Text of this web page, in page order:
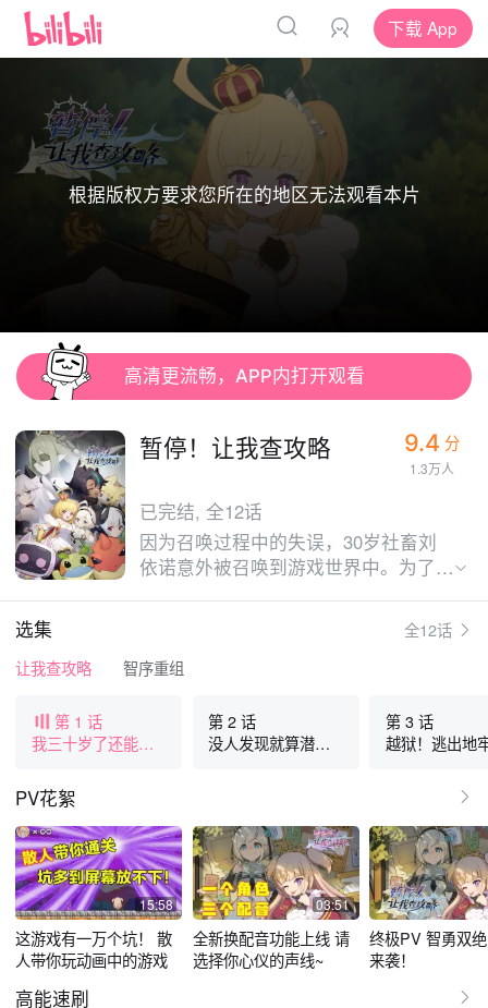
下载 App
根据版权方要求您所在的地区无法观看本片
高清更流畅，APP内打开观看
暂停！让我查攻略 9.4 分
1.3万人
已完结, 全12话
因为召唤过程中的失误，30岁社畜刘
依诺意外被召唤到游戏世界中。为了尽
“勇者”田恩雅拯救世界。本来就是高玩
的依诺凭借自己出色的认知，在异世界
里如鱼得水。恩雅也从一个任性的小姑
选集
全12话
让我查攻略
智序重组
第 1 话
我三十岁了还能拯
第 2 话
没人发现就算潜入
第 3 话
越狱！逃出地
PV花絮
15:58
这游戏有一万个坑！ 散
人带你玩动画中的游戏
03:51
全新换配音功能上线 请
选择你心仪的声线~
终极PV 智勇双
来袭！
高能速刷